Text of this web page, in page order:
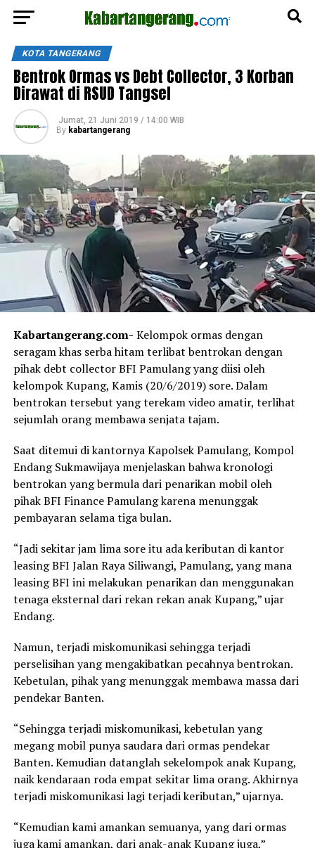
KOTA TANGERANG
Bentrok Ormas vs Debt Collector, 3 Korban
Dirawat di RSUD Tangsel
Jumat, 21 Juni 2019 / 14:00 WIB
By kabartangerang
Kabartangerang.com- Kelompok ormas dengan
seragam khas serba hitam terlibat bentrokan dengan
pihak debt collector BFI Pamulang yang diisi oleh
kelompok Kupang, Kamis (20/6/2019) sore. Dalam
bentrokan tersebut yang terekam video amatir, terlihat
sejumlah orang membawa senjata tajam.
Saat ditemui di kantornya Kapolsek Pamulang, Kompol
Endang Sukmawijaya menjelaskan bahwa kronologi
bentrokan yang bermula dari penarikan mobil oleh
pihak BFI Finance Pamulang karena menunggak
pembayaran selama tiga bulan.
“Jadi sekitar jam lima sore itu ada keributan di kantor
leasing BFI Jalan Raya Siliwangi, Pamulang, yang mana
leasing BFI ini melakukan penarikan dan menggunakan
tenaga eksternal dari rekan rekan anak Kupang,” ujar
Endang.
Namun, terjadi miskomunikasi sehingga terjadi
perselisihan yang mengakibatkan pecahnya bentrokan.
Kebetulan, pihak yang menunggak membawa massa dari
pendekar Banten.
“Sehingga terjadi miskomunikasi, kebetulan yang
megang mobil punya saudara dari ormas pendekar
Banten. Kemudian datanglah sekelompok anak Kupang,
naik kendaraan roda empat sekitar lima orang. Akhirnya
terjadi miskomunikasi lagi terjadi keributan,” ujarnya.
“Kemudian kami amankan semuanya, yang dari ormas
juga kami amankan, dari anak-anak Kupang juga,”